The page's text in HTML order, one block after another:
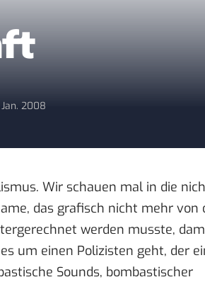
2008
. Wir schauen mal in die
das grafisch nicht mehr von
werden musste,
um einen Polizisten geht, der
Sounds, bombastischer